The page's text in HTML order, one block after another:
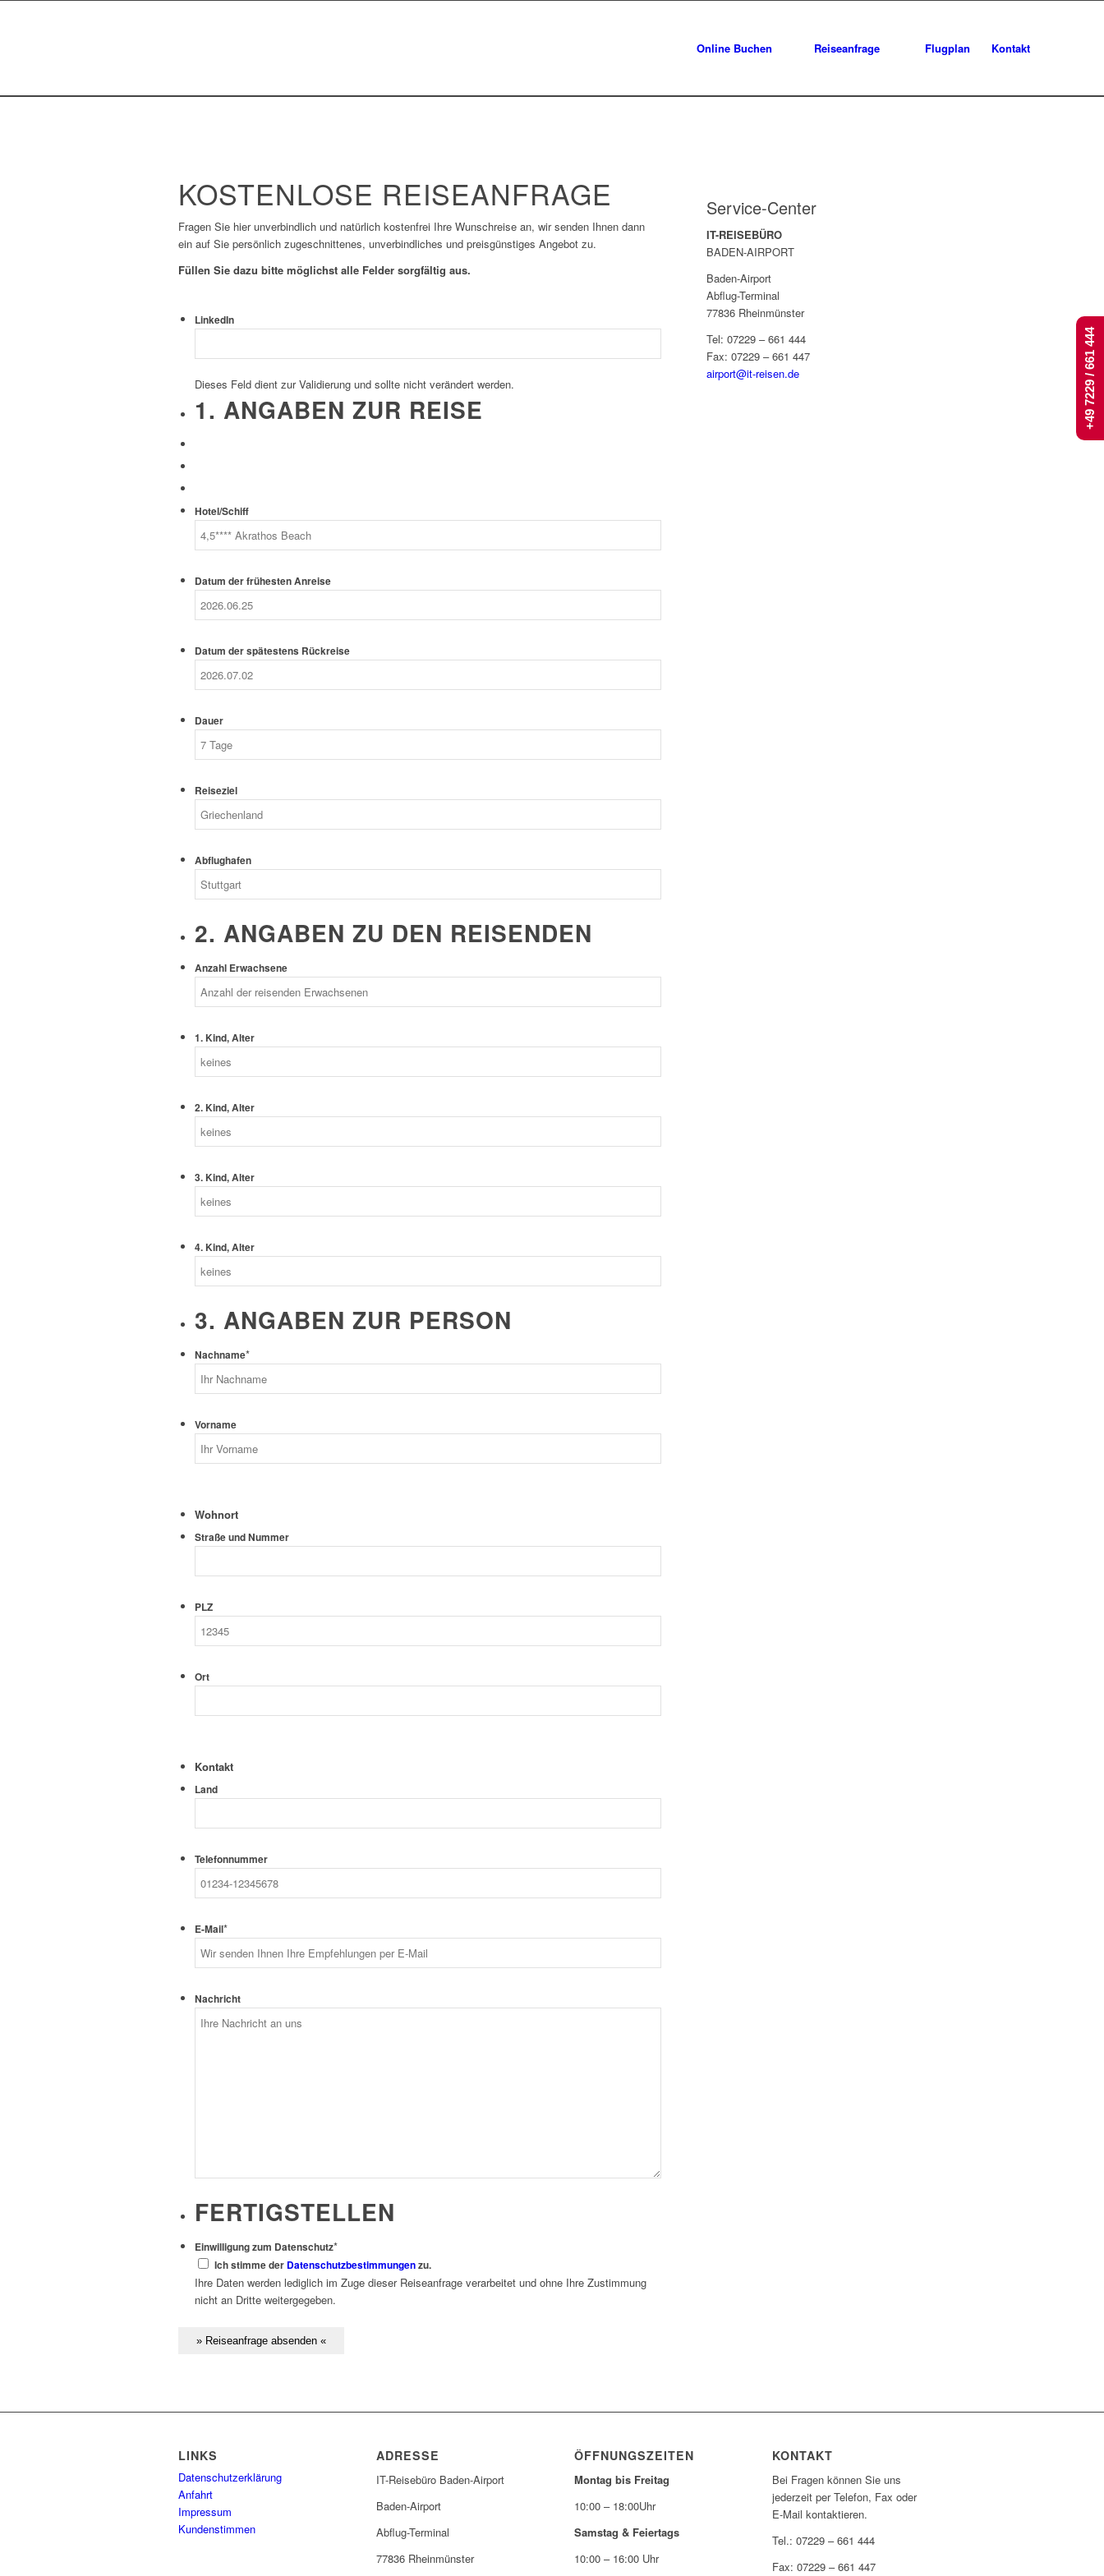
Online Buchen Reiseanfrage Flugplan Kontakt
KOSTENLOSE REISEANFRAGE
Fragen Sie hier unverbindlich und natürlich kostenfrei Ihre Wunschreise an, wir senden Ihnen dann
ein auf Sie persönlich zugeschnittenes, unverbindliches und preisgünstiges Angebot zu.
Füllen Sie dazu bitte möglichst alle Felder sorgfältig aus.
LinkedIn
Dieses Feld dient zur Validierung und sollte nicht verändert werden.
1. ANGABEN ZUR REISE
Hotel/Schiff
Datum der frühesten Anreise
Datum der spätestens Rückreise
Dauer
Reiseziel
Abflughafen
2. ANGABEN ZU DEN REISENDEN
Anzahl Erwachsene
1. Kind, Alter
2. Kind, Alter
3. Kind, Alter
4. Kind, Alter
3. ANGABEN ZUR PERSON
Nachname*
Vorname
Wohnort
Straße und Nummer
PLZ
Ort
Kontakt
Land
Telefonnummer
E-Mail*
Nachricht
FERTIGSTELLEN
Einwilligung zum Datenschutz*
Ich stimme der Datenschutzbestimmungenzu.
Ihre Daten werden lediglich im Zuge dieser Reiseanfrage verarbeitet und ohne Ihre Zustimmung
nicht an Dritte weitergegeben.
Service-Center
IT-REISEBÜRO
BADEN-AIRPORT
Baden-Airport
Abflug-Terminal
77836 Rheinmünster
Tel: 07229 – 661 444
Fax: 07229 – 661 447
airport@it-reisen.de
LINKS
Datenschutzerklärung
Anfahrt
Impressum
Kundenstimmen
ADRESSE
IT-Reisebüro Baden-Airport
Baden-Airport
Abflug-Terminal
77836 Rheinmünster
ÖFFNUNGSZEITEN
Montag bis Freitag
10:00 – 18:00Uhr
Samstag & Feiertags
10:00 – 16:00 Uhr
KONTAKT
Bei Fragen können Sie uns
jederzeit per Telefon, Fax oder
E-Mail kontaktieren.
Tel.: 07229 – 661 444
Fax: 07229 – 661 447
+49 7229 / 661 444